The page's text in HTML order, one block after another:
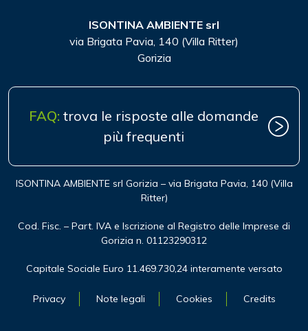
ISONTINA AMBIENTE srl
via Brigata Pavia, 140 (Villa Ritter)
Gorizia
FAQ: trova le risposte alle domande
più frequenti
ISONTINA AMBIENTE srl Gorizia – via Brigata Pavia, 140 (Villa
Ritter)
Cod. Fisc. – Part. IVA e Iscrizione al Registro delle Imprese di
Gorizia n. 01123290312
Capitale Sociale Euro 11.469.730,24 interamente versato
Privacy Note legali Cookies Credits